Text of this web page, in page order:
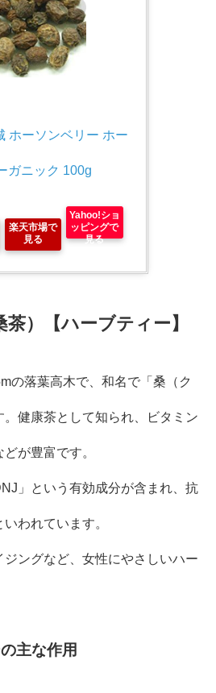
ホーソンベリー ホー
ガニック 100g
楽天市場で
見る
Yahoo!ショ
ッピングで
見る
）【ハーブティー】
の落葉高木で、和名で「桑（ク
。健康茶として知られ、ビタミン
が豊富です。
」という有効成分が含まれ、 抗
われています。
ジングなど、女性にやさしいハー
主な作用